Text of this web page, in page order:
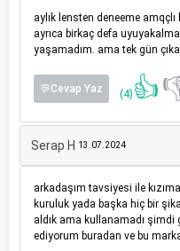
aylık lensten deneeme
ayrıca birkaç defa
yaşamadım. ama tek gün
💬Cevap Yaz (4) 👍
Serap H 13.07.2024
arkadaşım tavsiyesi ile
kuruluk yada başka hiç bir
aldık ama kullanamadı
ediyorum buradan ve bu